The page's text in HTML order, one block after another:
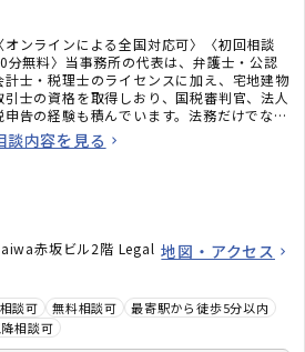
〈オンラインによる全国対応可〉〈初回相談
分無料〉当事務所の代表は、弁護士・公認
計士・税理士のライセンスに加え、宅地建物
引士の資格を取得しおり、国税審判官、法人
申告の経験も積んでいます。法務だけでな
、税務のことまで考えた包括的なサポートを
提供いたします。不動産・相続でお困りの
談内容を見る
赤坂ビル2階 Legal 地図・アクセス
談可 無料相談可
最寄駅から徒歩5分以内
相談可